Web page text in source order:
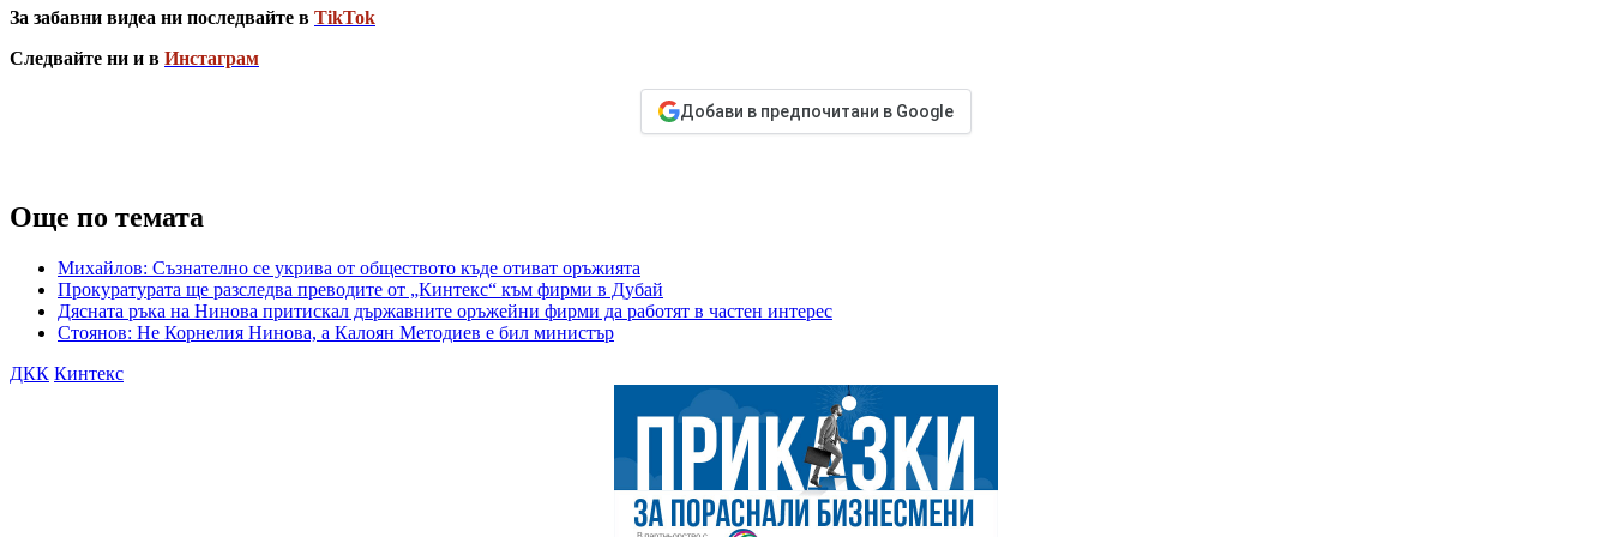
За забавни видеа ни последвайте в TikTok
Следвайте ни и в Инстаграм
Добави в предпочитани в Google
Още по темата
Михайлов: Съзнателно се укрива от обществото къде отиват оръжията
Прокуратурата ще разследва преводите от „Кинтекс“ към фирми в Дубай
Дясната ръка на Нинова притискал държавните оръжейни фирми да работят в частен интерес
Стоянов: Не Корнелия Нинова, а Калоян Методиев е бил министър
ДКК Кинтекс